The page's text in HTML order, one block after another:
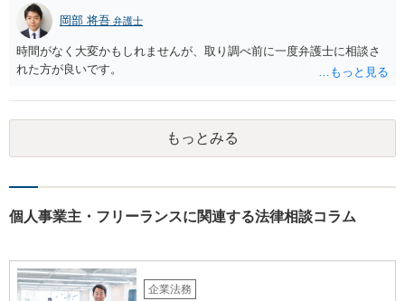
岡部 将吾 弁護士
時間がなく大変かもしれませんが、取り調べ前に一度弁護士に相談さ
れた方が良いです。
もっとみる
個人事業主・フリーランスに関連する法律相談コラム
企業法務